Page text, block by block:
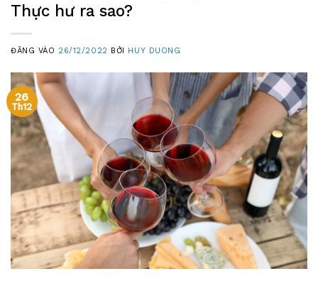
Thực hư ra sao?
ĐĂNG VÀO 26/12/2022 BỞI HUY DUONG
26
Th12